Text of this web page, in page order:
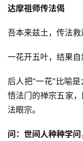
教
术
政
法
规
责
达摩祖师传法偈
吾本来兹土，传法救
一花开五叶，结果自
后人把“一花”比喻
悟法门的禅宗五家
法眼宗。
问：世间人种种学